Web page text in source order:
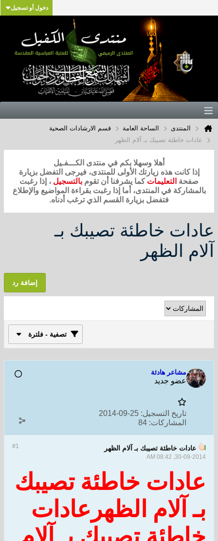
دخول أو تسجيل
المنتدى الساحة العامة
قسم الارشادات الصحية
عادات خاطئة تصيبك بـ آلام الظهر
أهلا وسهلا بكم في منتدى الكـــفـيل
إذا كانت هذه زيارتك الأولى للمنتدى، فيرجى التفضل بزيارة
صفحة التعليمات كما يشرفنا أن تقوم بالتسجيل ، إذا رغبت
بالمشاركة في المنتدى، أما إذا رغبت بقراءة المواضيع والإطلاع
فتفضل بزيارة القسم الذي ترغب أدناه.
عادات خاطئة تصيبك بـ
آلام الظهر
إضافة رد
تصفية - فلترة
مشاعر هادئة
عضو جديد
تاريخ التسجيل: 25-09-2014
المشاركات: 84
#1 عادات خاطئة تصيبك بـ آلام الظهر
30-09-2014, 08:42 AM
عادات خاطئة تصيبك
بـ آلام الظهر عادات